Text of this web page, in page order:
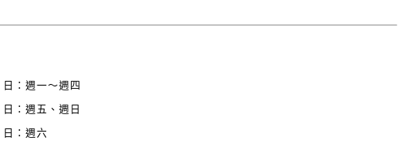
週一～週四
週五、週日
：週六